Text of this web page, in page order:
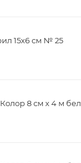
15х6 см № 25
8 см х 4 м